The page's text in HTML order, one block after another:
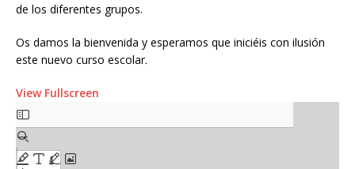
de los diferentes grupos.
Os damos la bienvenida y esperamos que iniciéis con ilusión
este nuevo curso escolar.
View Fullscreen